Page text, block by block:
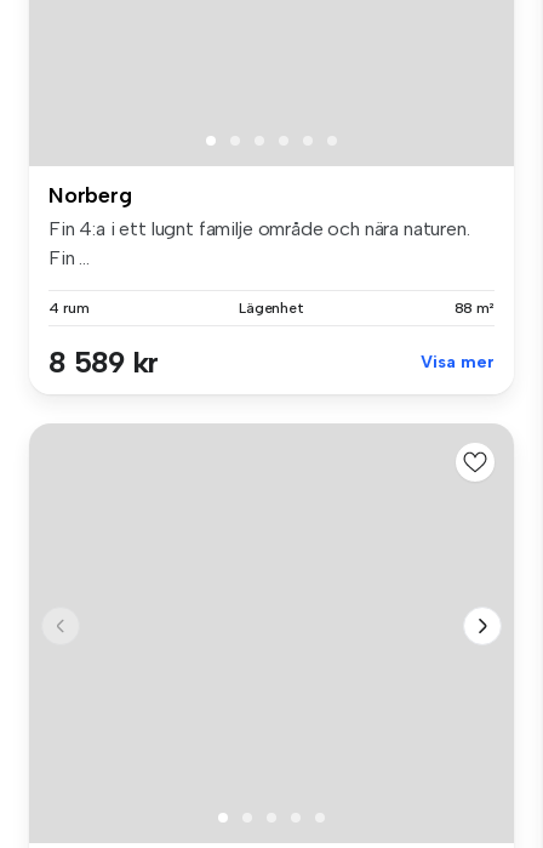
Norberg
Fin 4:a i ett lugnt familje område och nära naturen.
Fin ...
4 rum Lägenhet 88 m²
8 589 kr Visa mer